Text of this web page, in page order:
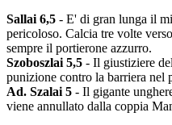
Sallai 6,5 - E' di gran lunga il
pericoloso. Calcia tre volte
sempre il portierone azzurro.
Szoboszlai 5,5 - Il giustiziere
punizione contro la barriera nel
Ad. Szalai 5 - Il gigante
viene annullato dalla coppia